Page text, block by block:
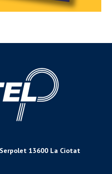
Serpolet 13600 La Ciotat